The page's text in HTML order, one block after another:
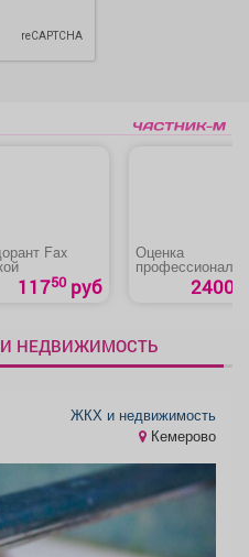
Fax
11750 руб
Оценка
рисков как
эффективный
2400
НЕДВИЖИМОСТЬ
ЖКХ и недвижимость
Кемерово